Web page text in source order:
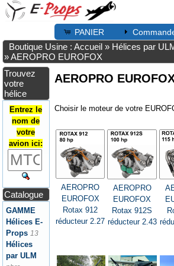
PANIER
Boutique Usine : Accueil » Hélices par
»AEROPRO EUROFOX
Trouvez
votre
hélice
Entrez le
nom de
votre
avion ici:
Catalogue
GAMME
Hélices E-
Props 13
Hélices
par ULM
AEROPRO
Choisir le moteur de votre
AEROPRO
EUROFOX
Rotax 912
réducteur 2.27
AEROPRO
EUROFOX
Rotax 912S
réducteur 2.43